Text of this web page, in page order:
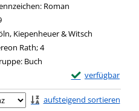
Roman
Kiepenheuer & Witsch
Rath; 4
Buch
verfügbar
Exemplar-Details
aufsteigend sortieren